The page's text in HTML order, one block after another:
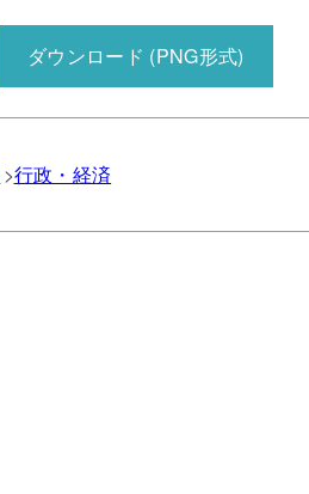
ダウンロード (PNG形式)
行政・経済